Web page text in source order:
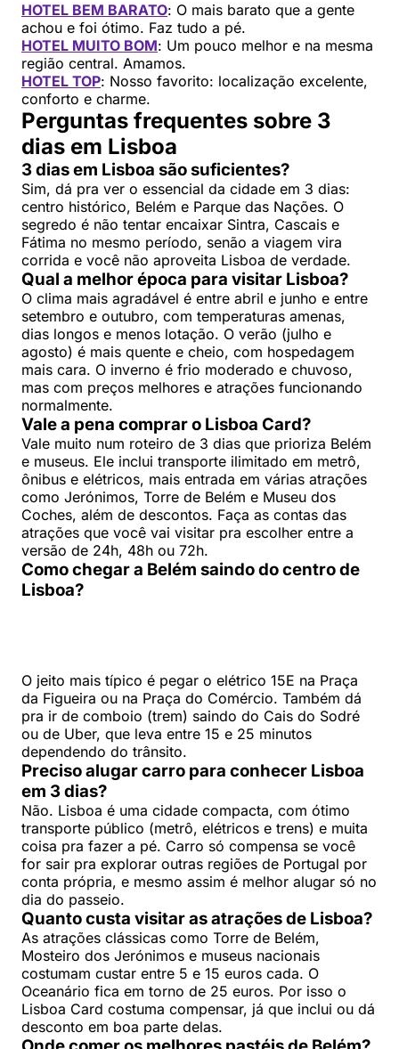
HOTEL BEM BARATO: O mais barato que a gente
achou e foi ótimo. Faz tudo a pé.
HOTEL MUITO BOM: Um pouco melhor e na mesma
região central. Amamos.
HOTEL TOP: Nosso favorito: localização excelente,
conforto e charme.
Perguntas frequentes sobre 3
dias em Lisboa
3 dias em Lisboa são suficientes?
Sim, dá pra ver o essencial da cidade em 3 dias:
centro histórico, Belém e Parque das Nações. O
segredo é não tentar encaixar Sintra, Cascais e
Fátima no mesmo período, senão a viagem vira
corrida e você não aproveita Lisboa de verdade.
Qual a melhor época para visitar Lisboa?
O clima mais agradável é entre abril e junho e entre
setembro e outubro, com temperaturas amenas,
dias longos e menos lotação. O verão (julho e
agosto) é mais quente e cheio, com hospedagem
mais cara. O inverno é frio moderado e chuvoso,
mas com preços melhores e atrações funcionando
normalmente.
Vale a pena comprar o Lisboa Card?
Vale muito num roteiro de 3 dias que prioriza Belém
e museus. Ele inclui transporte ilimitado em metrô,
ônibus e elétricos, mais entrada em várias atrações
como Jerónimos, Torre de Belém e Museu dos
Coches, além de descontos. Faça as contas das
atrações que você vai visitar pra escolher entre a
versão de 24h, 48h ou 72h.
Como chegar a Belém saindo do centro de
Lisboa?
O jeito mais típico é pegar o elétrico 15E na Praça
da Figueira ou na Praça do Comércio. Também dá
pra ir de comboio (trem) saindo do Cais do Sodré
ou de Uber, que leva entre 15 e 25 minutos
dependendo do trânsito.
Preciso alugar carro para conhecer Lisboa
em 3 dias?
Não. Lisboa é uma cidade compacta, com ótimo
transporte público (metrô, elétricos e trens) e muita
coisa pra fazer a pé. Carro só compensa se você
for sair pra explorar outras regiões de Portugal por
conta própria, e mesmo assim é melhor alugar só no
dia do passeio.
Quanto custa visitar as atrações de Lisboa?
As atrações clássicas como Torre de Belém,
Mosteiro dos Jerónimos e museus nacionais
costumam custar entre 5 e 15 euros cada. O
Oceanário fica em torno de 25 euros. Por isso o
Lisboa Card costuma compensar, já que inclui ou dá
desconto em boa parte delas.